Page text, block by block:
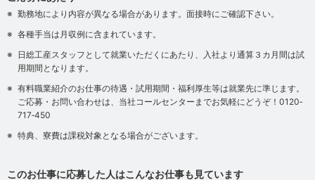
勤務地により内容が異なる場合があります。面接時にご確認下さい。
各種手当は月収例に含まれています。
日総工産スタッフとして就業いただくにあたり、入社より通算３カ月間は試
用期間となります。
有料職業紹介のお仕事の待遇・試用期間・福利厚生等は就業先に準じます。
ご応募・お問い合わせは、当社コールセンターまでお気軽にどうぞ！0120‐
717‐450
特典、寮費は課税対象となる場合がございます。
このお仕事に応募した人はこんなお仕事も見ています